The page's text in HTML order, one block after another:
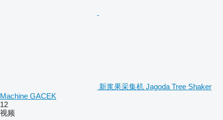
新浆果采集机 Jagoda Tree Shaker
Machine GACEK
12
视频